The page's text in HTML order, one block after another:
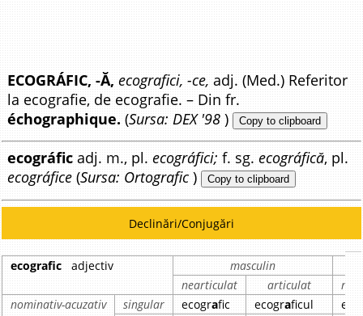
ECOGRÁFIC, -Ă, ecografici, -ce, adj. (Med.) Referitor
la ecografie, de ecografie. – Din fr.
échographique. (Sursa: DEX '98 ) Copy to clipboard
ecográfic adj. m., pl.ecográfici; f. sg.ecográfică, pl.
ecográfice (Sursa: Ortografic ) Copy to clipboard
Declinări/Conjugări
ecografic adjectiv
masculin
nearticulat
articulat
nominativ-acuzativ
singular ecografic ecograficul